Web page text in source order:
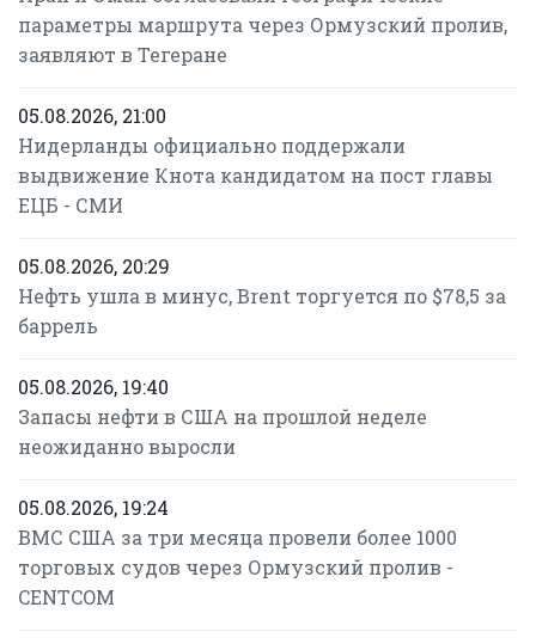
параметры маршрута через Ормузский пролив,
заявляют в Тегеране
05.08.2026, 21:00
Нидерланды официально поддержали
выдвижение Кнота кандидатом на пост главы
ЕЦБ - СМИ
05.08.2026, 20:29
Нефть ушла в минус, Brent торгуется по $78,5 за
баррель
05.08.2026, 19:40
Запасы нефти в США на прошлой неделе
неожиданно выросли
05.08.2026, 19:24
ВМС США за три месяца провели более 1000
торговых судов через Ормузский пролив -
CENTCOM